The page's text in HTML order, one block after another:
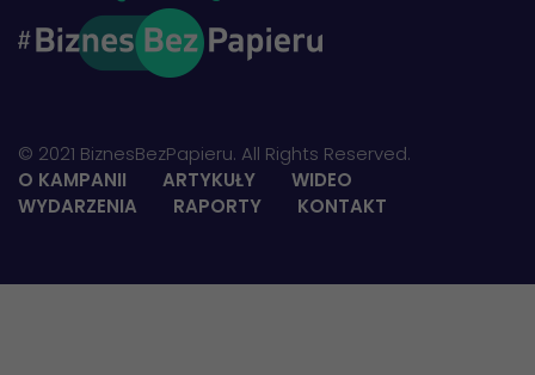
© 2021 BiznesBezPapieru. All Rights Reserved.
O KAMPANII
ARTYKUŁY
WIDEO
WYDARZENIA
RAPORTY KONTAKT